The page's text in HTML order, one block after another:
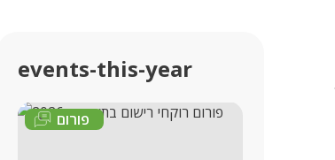
events-this-year
פורום